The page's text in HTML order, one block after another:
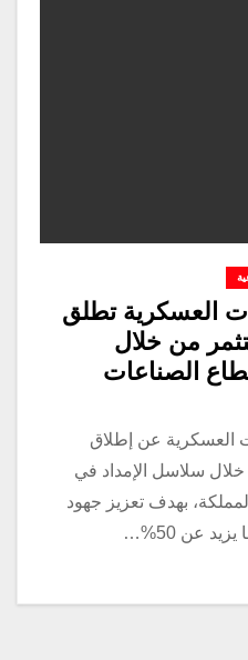
العسكرية تطلق
من خلال
الصناعات
العسكرية عن إطلاق
سلاسل الإمداد في
بهدف تعزيز جهود
عن 50%…